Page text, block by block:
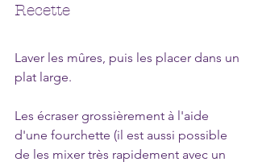
Recette
Laver les mûres, puis les placer dans un
plat large.
Les écraser grossièrement à l'aide
d'une fourchette (il est aussi possible
de les mixer très rapidement avec un